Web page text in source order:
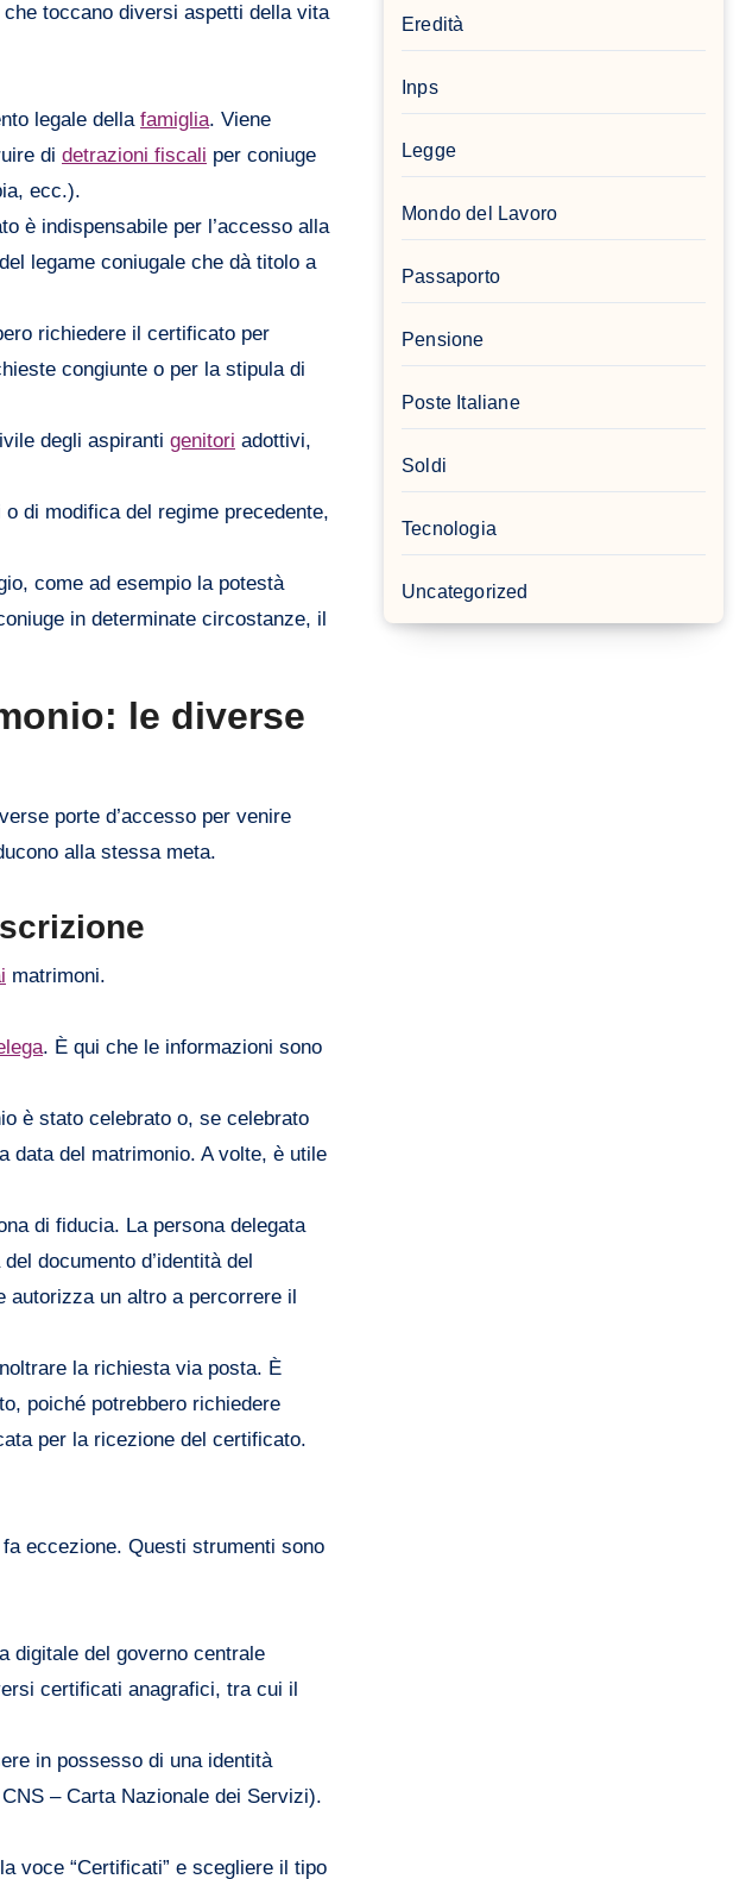
toccano diversi aspetti della vita
legale della famiglia. Viene
di detrazioni fiscali per coniuge
ecc.).
è indispensabile per l’accesso alla
legame coniugale che dà titolo a
richiedere il certificato per
congiunte o per la stipula di
degli aspiranti genitori adottivi,
o di modifica del regime precedente,
come ad esempio la potestà
in determinate circostanze, il
le diverse
porte d’accesso per venire
alla stessa meta.
matrimoni.
. È qui che le informazioni sono
è stato celebrato o, se celebrato
data del matrimonio. A volte, è utile
di fiducia. La persona delegata
documento d’identità del
autorizza un altro a percorrere il
la richiesta via posta. È
poiché potrebbero richiedere
per la ricezione del certificato.
eccezione. Questi strumenti sono
digitale del governo centrale
certificati anagrafici, tra cui il
in possesso di una identità
– Carta Nazionale dei Servizi).
voce “Certificati” e scegliere il tipo
Eredità
Inps
Legge
Mondo del Lavoro
Passaporto
Pensione
Poste Italiane
Soldi
Tecnologia
Uncategorized